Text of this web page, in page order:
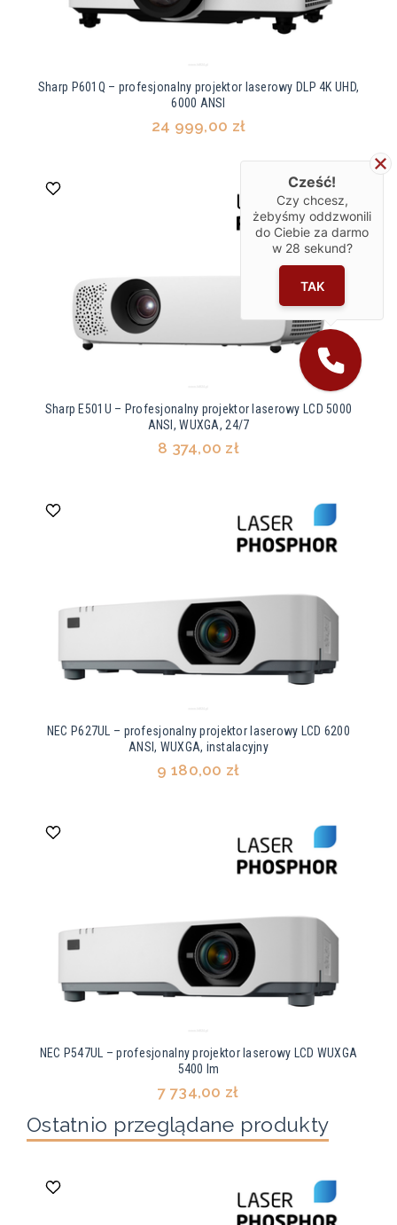
Sharp P601Q – profesjonalny projektor laserowy DLP 4K UHD,
6000 ANSI
24 999,00 zł
Sharp E501U – Profesjonalny projektor laserowy LCD 5000
ANSI, WUXGA, 24/7
8 374,00 zł
NEC P627UL – profesjonalny projektor laserowy LCD 6200
ANSI, WUXGA, instalacyjny
9 180,00 zł
NEC P547UL – profesjonalny projektor laserowy LCD WUXGA
5400 lm
7 734,00 zł
Ostatnio przeglądane produkty
Cześć!
Czy chcesz,
żebyśmy oddzwonili
do Ciebie za darmo
w 28 sekund?
TAK